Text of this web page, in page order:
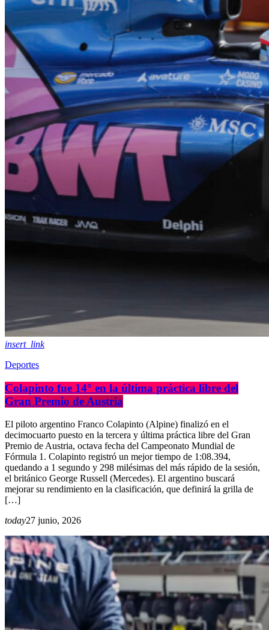
insert_link
Deportes
Colapinto fue 14° en la última práctica libre del
Gran Premio de Austria
El piloto argentino Franco Colapinto (Alpine) finalizó en el
decimocuarto puesto en la tercera y última práctica libre del Gran
Premio de Austria, octava fecha del Campeonato Mundial de
Fórmula 1. Colapinto registró un mejor tiempo de 1:08.394,
quedando a 1 segundo y 298 milésimas del más rápido de la sesión,
el británico George Russell (Mercedes). El argentino buscará
mejorar su rendimiento en la clasificación, que definirá la grilla de
[…]
today27 junio, 2026